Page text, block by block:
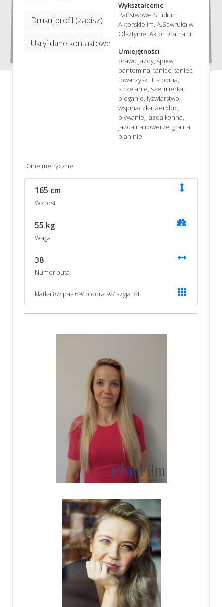
Drukuj profil (zapisz)
Ukryj dane kontaktowe
Wykształcenie
Państwowe Studium
Aktorskie im. A.Sewruka w
Olsztynie, Aktor Dramatu
Umiejętności
prawo jazdy, śpiew,
pantomina, taniec, taniec
towarzyski III stopnia,
strzelanie, szermierka,
bieganie, łyżwiarstwo,
wspinaczka, aerobic,
pływanie, jazda konna,
jazda na rowerze, gra na
pianinie
Dane metryczne
165 cm
Wzrost
55 kg
Waga
38
Numer buta
klatka 87/ pas 69/ biodra 92/ szyja 34